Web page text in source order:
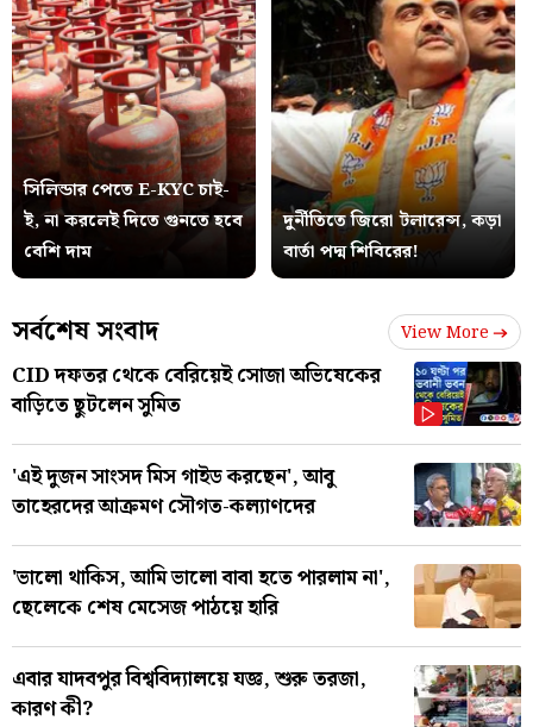
সিলিন্ডার পেতে E-KYC চাই-
ই, না করলেই দিতে গুনতে হবে
বেশি দাম
দুর্নীতিতে জিরো টলারেন্স, কড়া
বার্তা পদ্ম শিবিরের!
সর্বশেষ সংবাদ View More
CID দফতর থেকে বেরিয়েই সোজা অভিষেকের
বাড়িতে ছুটলেন সুমিত
'এই দুজন সাংসদ মিস গাইড করছেন', আবু
তাহেরদের আক্রমণ সৌগত-কল্যাণদের
'ভালো থাকিস, আমি ভালো বাবা হতে পারলাম না',
ছেলেকে শেষ মেসেজ পাঠয়ে হারি
এবার যাদবপুর বিশ্ববিদ্যালয়ে যজ্ঞ, শুরু তরজা,
কারণ কী?